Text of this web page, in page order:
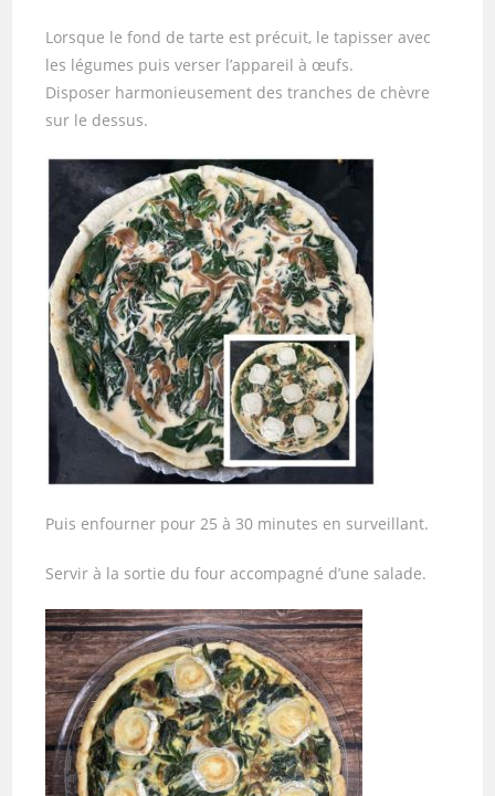
Lorsque le fond de tarte est précuit, le tapisser avec
les légumes puis verser l’appareil à œufs.
Disposer harmonieusement des tranches de chèvre
sur le dessus.
Puis enfourner pour 25 à 30 minutes en surveillant.
Servir à la sortie du four accompagné d’une salade.